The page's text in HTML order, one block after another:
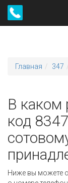
Главная 347
В каком
код
Ниже вы можете